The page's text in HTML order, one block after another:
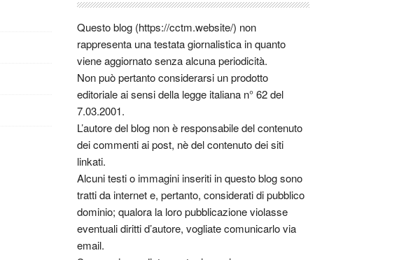
Questo blog (https://cctm.website/) non
rappresenta una testata giornalistica in quanto
viene aggiornato senza alcuna periodicità.
Non può pertanto considerarsi un prodotto
editoriale ai sensi della legge italiana n° 62 del
7.03.2001.
L’autore del blog non è responsabile del contenuto
dei commenti ai post, nè del contenuto dei siti
linkati.
Alcuni testi o immagini inseriti in questo blog sono
tratti da internet e, pertanto, considerati di pubblico
dominio; qualora la loro pubblicazione violasse
eventuali diritti d’autore, vogliate comunicarlo via
email.